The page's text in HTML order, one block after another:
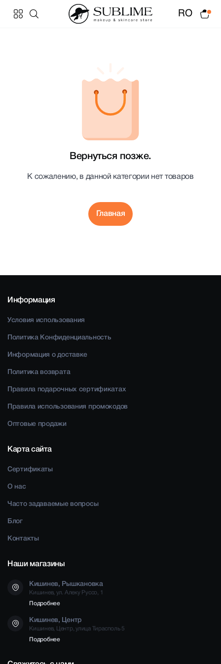
RO
Вернуться позже.
К сожалению, в данной категории нет товаров
Главная
Информация
Условия использования
Политика Конфиденциальность
Информация о доставке
Политика возврата
Правила подарочных сертификатах
Правила использования промокодов
Оптовые продажи
Карта сайта
Сертификаты
О нас
Часто задаваемые вопросы
Блог
Контакты
Наши магазины
Кишинев, Рышкановка
Кишинев, ул. Алеку Руссо, 1
Подробнее
Кишинев, Центр
Кишинев, Центр, улица Тирасполь 5
Подробнее